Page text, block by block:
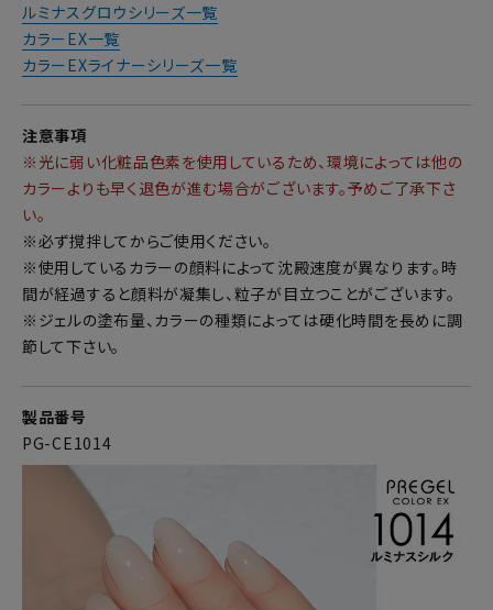
ルミナスグロウシリーズ一覧
カラーEX一覧
カラーEXライナーシリーズ一覧
注意事項
※光に弱い化粧品色素を使用しているため、環境によっては他の
カラーよりも早く退色が進む場合がございます。予めご了承下さ
い。
※必ず撹拌してからご使用ください。
※使用しているカラーの顔料によって沈殿速度が異なります。時
間が経過すると顔料が凝集し、粒子が目立つことがございます。
※ジェルの塗布量、カラーの種類によっては硬化時間を長めに調
節して下さい。
製品番号
PG-CE1014